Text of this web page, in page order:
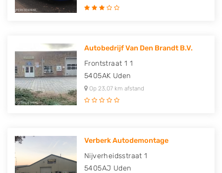
Autobedrijf Van Den Brandt B.V.
Frontstraat 1 1
5405AK Uden
Op 23,07 km afstand
Verberk Autodemontage
Nijverheidsstraat 1
5405AJ Uden